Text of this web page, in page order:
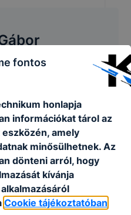
letöltése
fontos
honlapja
információkat tárol az
amely
minősülhetnek. Az
dönteni arról, hogy
kívánja
Cookie tájékoztatóban